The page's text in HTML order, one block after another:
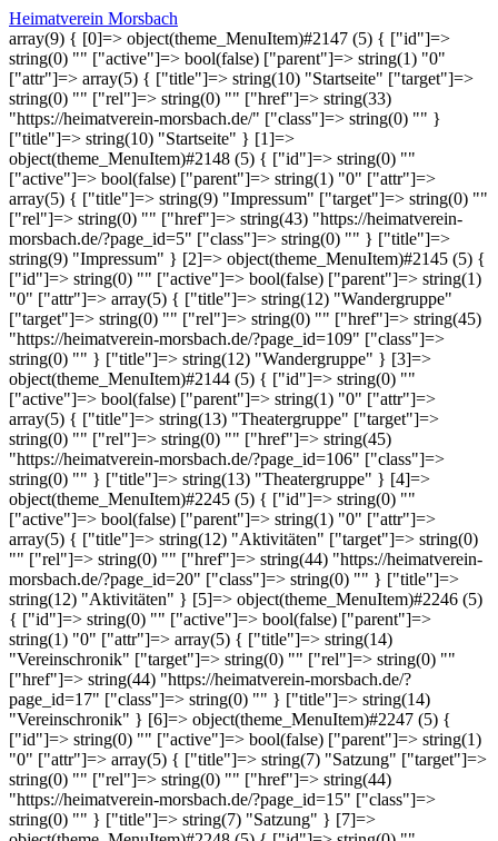
Heimatverein Morsbach
array(9) { [0]=> object(theme_MenuItem)#2147 (5) { ["id"]=>
string(0) "" ["active"]=> bool(false) ["parent"]=> string(1) "0"
["attr"]=> array(5) { ["title"]=> string(10) "Startseite" ["target"]=>
string(0) "" ["rel"]=> string(0) "" ["href"]=> string(33)
"https://heimatverein-morsbach.de/" ["class"]=> string(0) "" }
["title"]=> string(10) "Startseite" } [1]=>
object(theme_MenuItem)#2148 (5) { ["id"]=> string(0) ""
["active"]=> bool(false) ["parent"]=> string(1) "0" ["attr"]=>
array(5) { ["title"]=> string(9) "Impressum" ["target"]=> string(0) ""
["rel"]=> string(0) "" ["href"]=> string(43) "https://heimatverein-
morsbach.de/?page_id=5" ["class"]=> string(0) "" } ["title"]=>
string(9) "Impressum" } [2]=> object(theme_MenuItem)#2145 (5) {
["id"]=> string(0) "" ["active"]=> bool(false) ["parent"]=> string(1)
"0" ["attr"]=> array(5) { ["title"]=> string(12) "Wandergruppe"
["target"]=> string(0) "" ["rel"]=> string(0) "" ["href"]=> string(45)
"https://heimatverein-morsbach.de/?page_id=109" ["class"]=>
string(0) "" } ["title"]=> string(12) "Wandergruppe" } [3]=>
object(theme_MenuItem)#2144 (5) { ["id"]=> string(0) ""
["active"]=> bool(false) ["parent"]=> string(1) "0" ["attr"]=>
array(5) { ["title"]=> string(13) "Theatergruppe" ["target"]=>
string(0) "" ["rel"]=> string(0) "" ["href"]=> string(45)
"https://heimatverein-morsbach.de/?page_id=106" ["class"]=>
string(0) "" } ["title"]=> string(13) "Theatergruppe" } [4]=>
object(theme_MenuItem)#2245 (5) { ["id"]=> string(0) ""
["active"]=> bool(false) ["parent"]=> string(1) "0" ["attr"]=>
array(5) { ["title"]=> string(12) "Aktivitäten" ["target"]=> string(0)
"" ["rel"]=> string(0) "" ["href"]=> string(44) "https://heimatverein-
morsbach.de/?page_id=20" ["class"]=> string(0) "" } ["title"]=>
string(12) "Aktivitäten" } [5]=> object(theme_MenuItem)#2246 (5)
{ ["id"]=> string(0) "" ["active"]=> bool(false) ["parent"]=>
string(1) "0" ["attr"]=> array(5) { ["title"]=> string(14)
"Vereinschronik" ["target"]=> string(0) "" ["rel"]=> string(0) ""
["href"]=> string(44) "https://heimatverein-morsbach.de/?
page_id=17" ["class"]=> string(0) "" } ["title"]=> string(14)
"Vereinschronik" } [6]=> object(theme_MenuItem)#2247 (5) {
["id"]=> string(0) "" ["active"]=> bool(false) ["parent"]=> string(1)
"0" ["attr"]=> array(5) { ["title"]=> string(7) "Satzung" ["target"]=>
string(0) "" ["rel"]=> string(0) "" ["href"]=> string(44)
"https://heimatverein-morsbach.de/?page_id=15" ["class"]=>
string(0) "" } ["title"]=> string(7) "Satzung" } [7]=>